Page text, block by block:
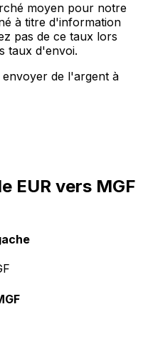
moyen pour notre
à titre d'information
pas de ce taux lors
taux d'envoi.
de l'argent à
EUR vers MGF